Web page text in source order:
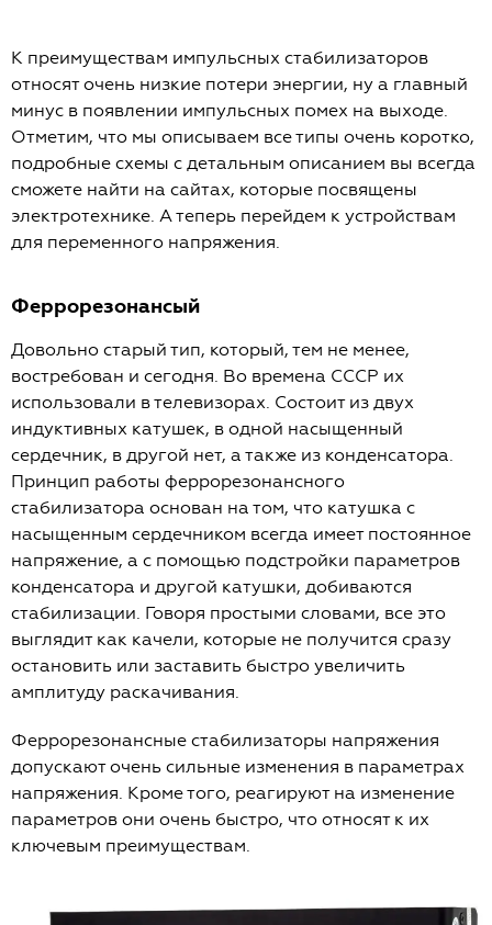
К преимуществам импульсных стабилизаторов
относят очень низкие потери энергии, ну а главный
минус в появлении импульсных помех на выходе.
Отметим, что мы описываем все типы очень коротко,
подробные схемы с детальным описанием вы всегда
сможете найти на сайтах, которые посвящены
электротехнике. А теперь перейдем к устройствам
для переменного напряжения.
Феррорезонансый
Довольно старый тип, который, тем не менее,
востребован и сегодня. Во времена СССР их
использовали в телевизорах. Состоит из двух
индуктивных катушек, в одной насыщенный
сердечник, в другой нет, а также из конденсатора.
Принцип работы феррорезонансного
стабилизатора основан на том, что катушка с
насыщенным сердечником всегда имеет постоянное
напряжение, а с помощью подстройки параметров
конденсатора и другой катушки, добиваются
стабилизации. Говоря простыми словами, все это
выглядит как качели, которые не получится сразу
остановить или заставить быстро увеличить
амплитуду раскачивания.
Феррорезонансные стабилизаторы напряжения
допускают очень сильные изменения в параметрах
напряжения. Кроме того, реагируют на изменение
параметров они очень быстро, что относят к их
ключевым преимуществам.